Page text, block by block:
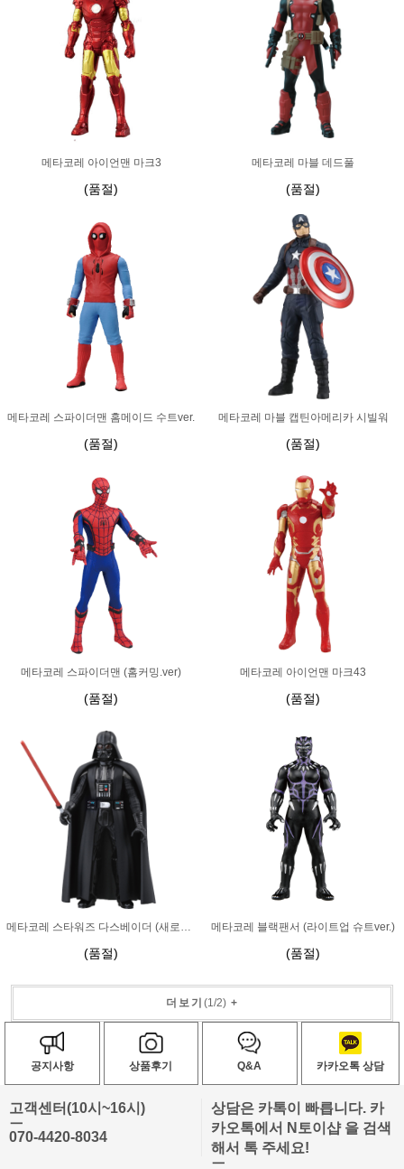
메타코레 아이언맨 마크3
(품절)
메타코레 마블 데드풀
(품절)
메타코레 스파이더맨 홈메이드 수트ver.
(품절)
메타코레 마블 캡틴아메리카 시빌워
(품절)
메타코레 스파이더맨 (홈커밍.ver)
(품절)
메타코레 아이언맨 마크43
(품절)
메타코레 스타워즈 다스베이더 (새로운희망 Ver.)
(품절)
메타코레 블랙팬서 (라이트업 슈트ver.)
(품절)
더보기 (1/2)+
공지사항 상품후기 Q&A 카카오톡 상담
고객센터(10시~16시)
ㅡ
070-4420-8034
상담은 카톡이 빠릅니다. 카
카오톡에서 N토이샵 을 검색
해서 톡 주세요!
ㅡ